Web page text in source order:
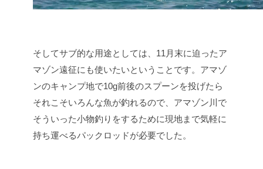
そしてサブ的な用途としては、11月末に迫ったア
マゾン遠征にも使いたいということです。アマゾ
ンのキャンプ地で10g前後のスプーンを投げたら
それこそいろんな魚が釣れるので、アマゾン川で
そういった小物釣りをするために現地まで気軽に
持ち運べるパックロッドが必要でした。